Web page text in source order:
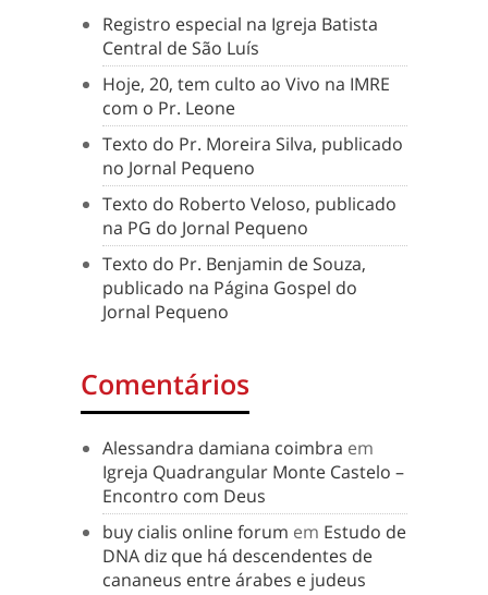
Registro especial na Igreja Batista
Central de São Luís
Hoje, 20, tem culto ao Vivo na IMRE
com o Pr. Leone
Texto do Pr. Moreira Silva, publicado
no Jornal Pequeno
Texto do Roberto Veloso, publicado
na PG do Jornal Pequeno
Texto do Pr. Benjamin de Souza,
publicado na Página Gospel do
Jornal Pequeno
Comentários
Alessandra damiana coimbra em
Igreja Quadrangular Monte Castelo –
Encontro com Deus
buy cialis online forum em Estudo de
DNA diz que há descendentes de
cananeus entre árabes e judeus